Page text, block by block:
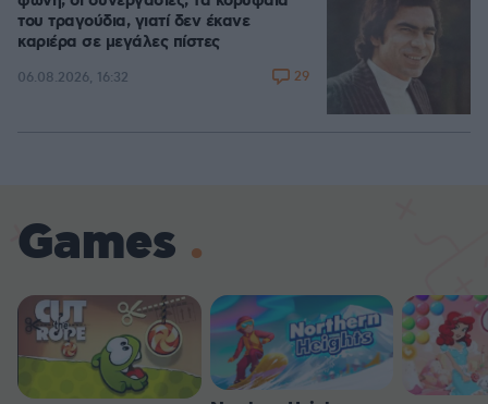
του τραγούδια, γιατί δεν έκανε
καριέρα σε μεγάλες πίστες
06.08.2026, 16:32 29
Games